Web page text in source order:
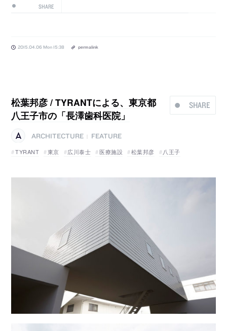
SHARE
2015.04.06 Mon 15:38 permalink
SHARE
松葉邦彦 / TYRANTによる、東京都
八王子市の「長澤歯科医院」
ARCHITECTURE
FEATURE
TYRANT
東京 広川泰士 医療施設 松葉邦彦 八王子